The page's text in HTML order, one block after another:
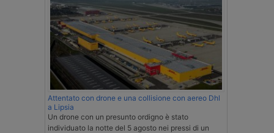
Attentato con drone e una collisione con aereo Dhl
a Lipsia
Un drone con un presunto ordigno è stato
individuato la notte del 5 agosto nei pressi di un